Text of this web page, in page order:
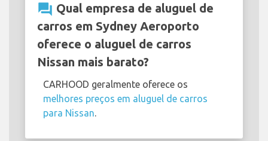
question_answer Qual empresa de aluguel de
carros em Sydney Aeroporto
oferece o aluguel de carros
Nissan mais barato?
CARHOOD geralmente oferece os
melhores preços em aluguel de carros
para Nissan.